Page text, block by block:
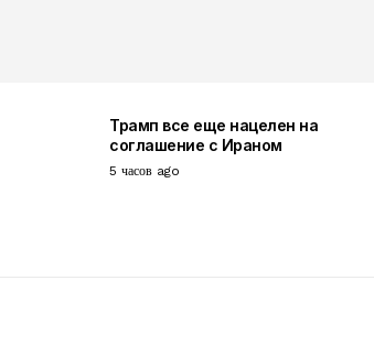
Трамп все еще нацелен на
соглашение с Ираном
5 часов ago